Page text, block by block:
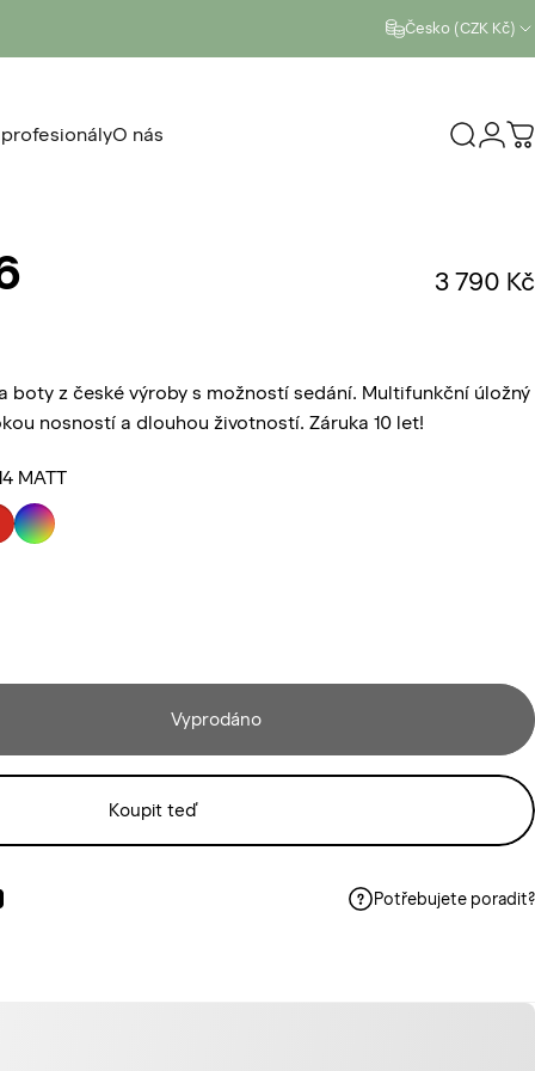
Česko (CZK Kč)
O nás
3 790 Kč
boty z české výroby s možností sedání. Multifunkční úložný
nosností a dlouhou životností. Záruka 10 let!
MATT
Vyprodáno
Koupit teď
Whatsappu
e-mailem Potřebujete poradit?